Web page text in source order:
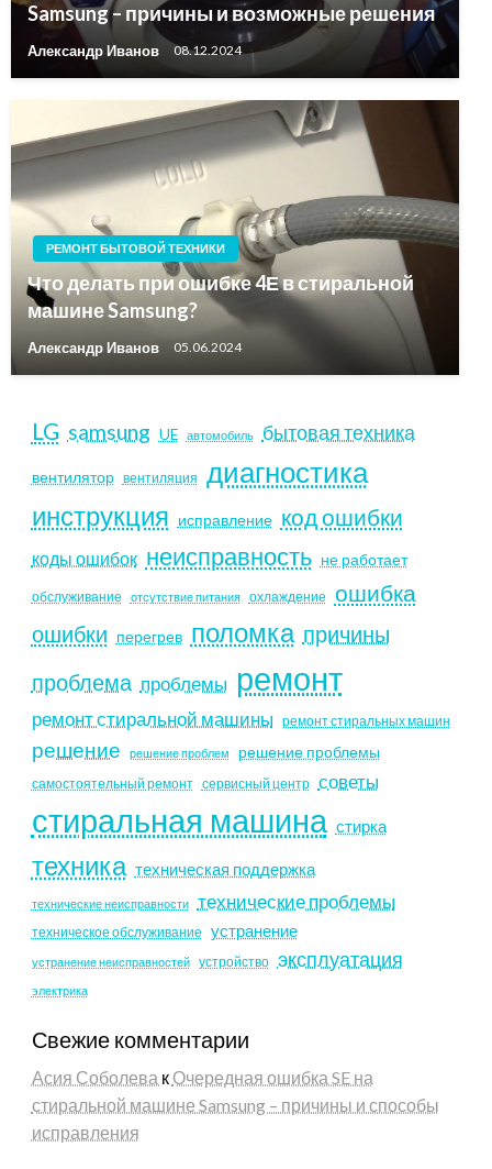
Samsung – причины и возможные решения
Александр Иванов 08.12.2024
РЕМОНТ БЫТОВОЙ ТЕХНИКИ
Что делать при ошибке 4Е в стиральной
машине Samsung?
Александр Иванов 05.06.2024
LG samsung UE автомобиль бытовая техника
вентилятор вентиляция диагностика
инструкция исправление код ошибки
коды ошибок неисправность не работает
обслуживание отсутствие питания охлаждение ошибка
ошибки
перегрев поломка причины
проблема проблемы ремонт
ремонт стиральной машины ремонт стиральных машин
решение решение проблем решение проблемы
самостоятельный ремонт сервисный центр советы
стиральная машина стирка
техника техническая поддержка
технические неисправности технические проблемы
техническое обслуживание устранение
устранение неисправностей устройство эксплуатация
электрика
Свежие комментарии
Асия Соболева к Очередная ошибка SE на
стиральной машине Samsung – причины и способы
исправления